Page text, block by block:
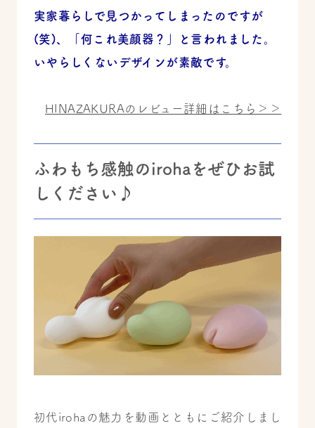
実家暮らしで見つかってしまったのですが
(笑)、「何これ美顔器？」と言われました。
いやらしくないデザインが素敵です。
HINAZAKURAのレビュー詳細はこちら＞＞
ふわもち感触のirohaをぜひお試
しください♪
初代irohaの魅力を動画とともにご紹介しまし